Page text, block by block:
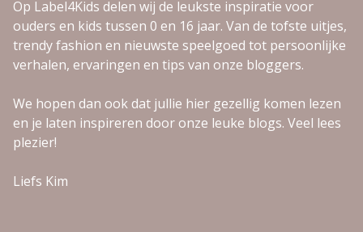
Op Label4Kids delen wij de leukste inspiratie voor
ouders en kids tussen 0 en 16 jaar. Van de tofste uitjes,
trendy fashion en nieuwste speelgoed tot persoonlijke
verhalen, ervaringen en tips van onze bloggers.
We hopen dan ook dat jullie hier gezellig komen lezen
en je laten inspireren door onze leuke blogs. Veel lees
plezier!
Liefs Kim